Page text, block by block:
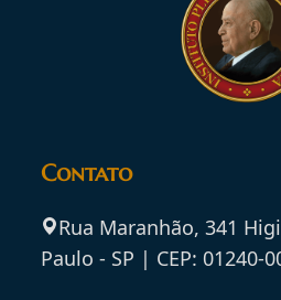
Contato
Rua Maranhão, 341
Paulo - SP | CEP: 01240-